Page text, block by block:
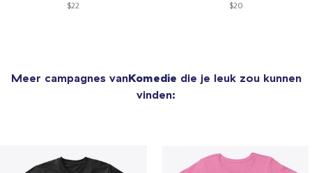
$22 $20
Meer campagnes vanKomedie die je leuk zou kunnen
vinden: